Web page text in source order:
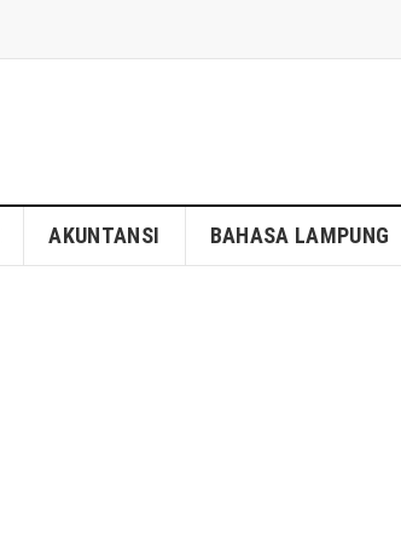
AKUNTANSI BAHASA LAMPUNG